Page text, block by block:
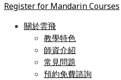
Register for Mandarin Courses
關於雲飛
教學特色
師資介紹
常見問題
預約免費諮詢